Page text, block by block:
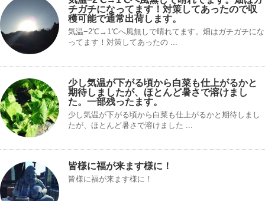
チガチになってます！対策してあったので収
穫可能で通常出荷します。
気温−2℃→1℃へ風無しで晴れてます。畑はガチガチにな
ってます！対策してあったの ...
少し気温が下がる頃から白菜も仕上がるかと
期待しましたが、ほとんど暑さで溶けまし
た。一部残ったます。
少し気温が下がる頃から白菜も仕上がるかと期待しまし
たが、ほとんど暑さで溶けました ...
皆様に福が来ます様に！
皆様に福が来ます様に！